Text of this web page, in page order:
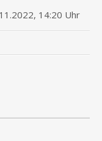
14:20 Uhr